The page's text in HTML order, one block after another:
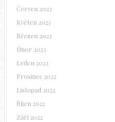
Červen 2023
Květen 2023
Březen 2023
Únor 2023
Leden 2023
Prosinec 2022
Listopad 2022
Říjen 2022
Září 2022